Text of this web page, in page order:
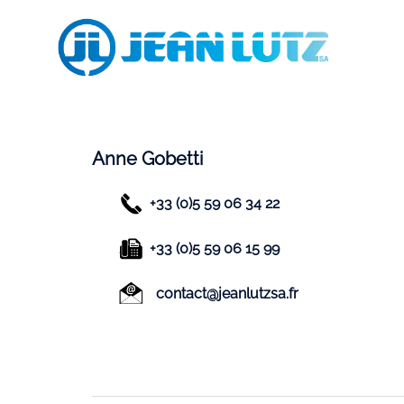
Anne Gobetti
+33 (0)5 59 06 34 22
+33 (0)5 59 06 15 99
contact@jeanlutzsa.fr